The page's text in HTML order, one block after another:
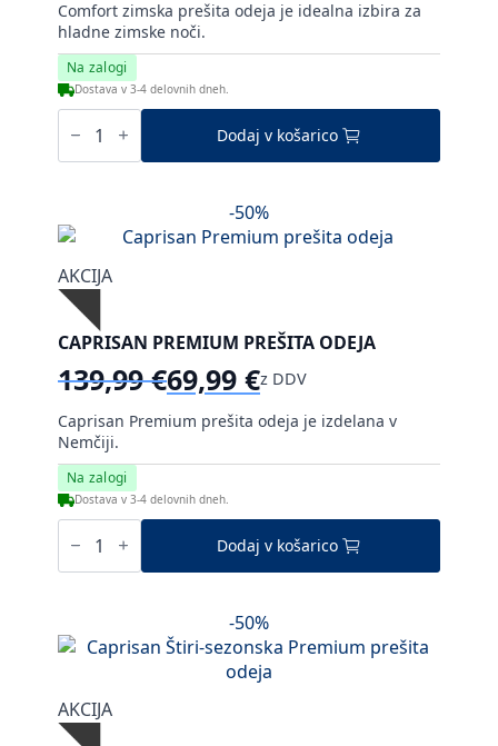
Na zalogi
Dostava v 3-4 delovnih dneh.
Comfort zimska prešita odeja je idealna izbira za
hladne zimske noči.
je
bila:
69,99 €.
je:
41,99 €.
Caprisan
Comfort
prešita
Dodaj v košarico
-50%
Na zalogi
Dostava v 3-4 delovnih dneh.
Caprisan Premium prešita odeja je izdelana v
Nemčiji.
AKCIJA
CAPRISAN PREMIUM PREŠITA ODEJA
139,99€
Izvirna
cena
je
bila:
139,99 €.
69,99 €
Trenutna
cena
je:
69,99 €.
z DDV
Caprisan
Premium
odeja
Dodaj v košarico
-50%
AKCIJA